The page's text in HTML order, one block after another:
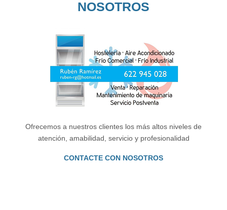
NOSOTROS
Ofrecemos a nuestros clientes los más altos niveles de
atención, amabilidad, servicio y profesionalidad
CONTACTE CON NOSOTROS